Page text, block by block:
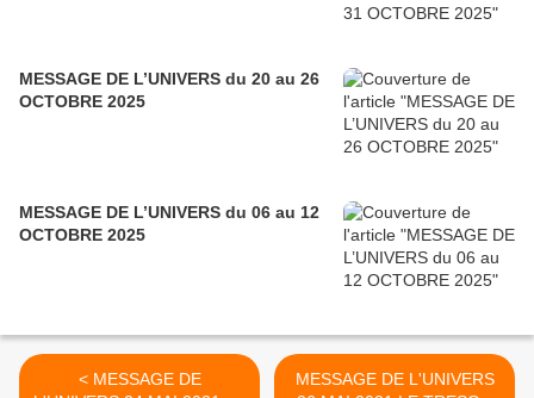
MESSAGE DE L’UNIVERS du 20 au 26
OCTOBRE 2025
MESSAGE DE L’UNIVERS du 06 au 12
OCTOBRE 2025
< MESSAGE DE
MESSAGE DE L'UNIVERS